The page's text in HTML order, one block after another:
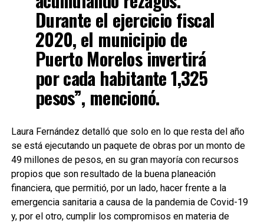
Durante el ejercicio fiscal
2020, el municipio de
Puerto Morelos invertirá
por cada habitante 1,325
pesos”, mencionó.
Laura Fernández detalló que solo en lo que resta del año
se está ejecutando un paquete de obras por un monto de
49 millones de pesos, en su gran mayoría con recursos
propios que son resultado de la buena planeación
financiera, que permitió, por un lado, hacer frente a la
emergencia sanitaria a causa de la pandemia de Covid-19
y, por el otro, cumplir los compromisos en materia de